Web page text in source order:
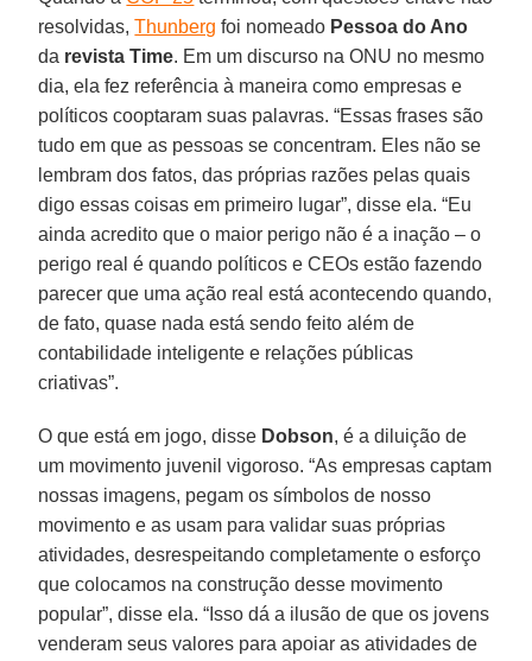
resolvidas,Thunberg foi nomeado Pessoa do Ano
da revista Time. Em um discurso na ONU no mesmo
dia, ela fez referência à maneira como empresas e
políticos cooptaram suas palavras. “Essas frases são
tudo em que as pessoas se concentram. Eles não se
lembram dos fatos, das próprias razões pelas quais
digo essas coisas em primeiro lugar”, disse ela. “Eu
ainda acredito que o maior perigo não é a inação – o
perigo real é quando políticos e CEOs estão fazendo
parecer que uma ação real está acontecendo quando,
de fato, quase nada está sendo feito além de
contabilidade inteligente e relações públicas
criativas”.
O que está em jogo, disse Dobson, é a diluição de
um movimento juvenil vigoroso. “As empresas captam
nossas imagens, pegam os símbolos de nosso
movimento e as usam para validar suas próprias
atividades, desrespeitando completamente o esforço
que colocamos na construção desse movimento
popular”, disse ela. “Isso dá a ilusão de que os jovens
venderam seus valores para apoiar as atividades de